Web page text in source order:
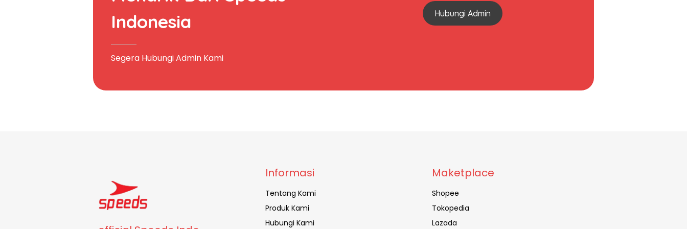
Indonesia
Segera Hubungi Admin Kami
Hubungi Admin
Informasi
Tentang Kami
Produk Kami
Hubungi Kami
Maketplace
Shopee
Tokopedia
Lazada